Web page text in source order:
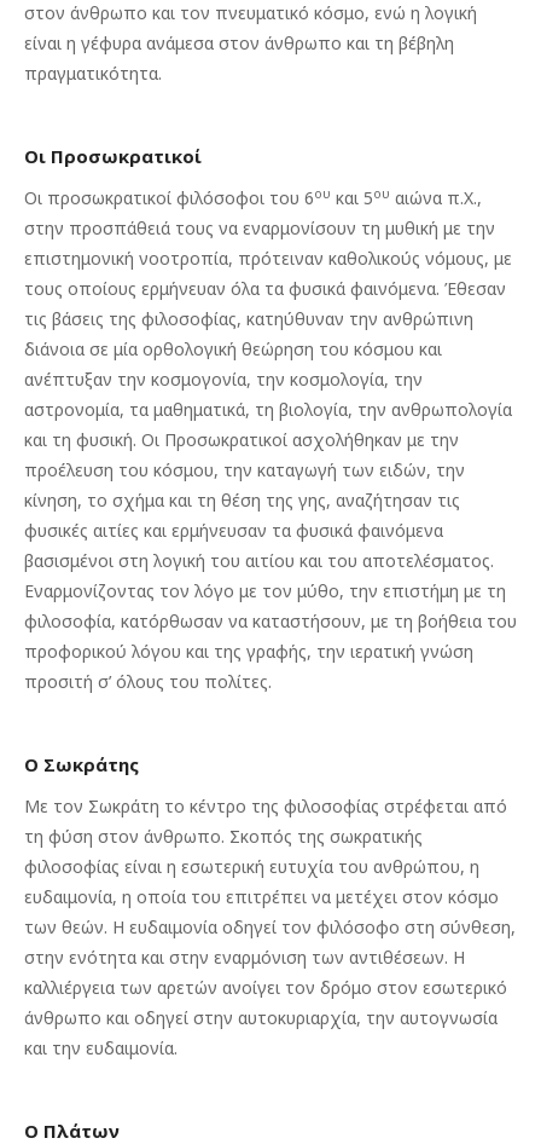
στον άνθρωπο και τον πνευματικό κόσμο, ενώ η λογική
είναι η γέφυρα ανάμεσα στον άνθρωπο και τη βέβηλη
πραγματικότητα.
Οι Προσωκρατικοί
Οι προσωκρατικοί φιλόσοφοι του 6ου και 5ου αιώνα π.Χ.,
στην προσπάθειά τους να εναρμονίσουν τη μυθική με την
επιστημονική νοοτροπία, πρότειναν καθολικούς νόμους, με
τους οποίους ερμήνευαν όλα τα φυσικά φαινόμενα. Έθεσαν
τις βάσεις της φιλοσοφίας, κατηύθυναν την ανθρώπινη
διάνοια σε μία ορθολογική θεώρηση του κόσμου και
ανέπτυξαν την κοσμογονία, την κοσμολογία, την
αστρονομία, τα μαθηματικά, τη βιολογία, την ανθρωπολογία
και τη φυσική. Οι Προσωκρατικοί ασχολήθηκαν με την
προέλευση του κόσμου, την καταγωγή των ειδών, την
κίνηση, το σχήμα και τη θέση της γης, αναζήτησαν τις
φυσικές αιτίες και ερμήνευσαν τα φυσικά φαινόμενα
βασισμένοι στη λογική του αιτίου και του αποτελέσματος.
Εναρμονίζοντας τον λόγο με τον μύθο, την επιστήμη με τη
φιλοσοφία, κατόρθωσαν να καταστήσουν, με τη βοήθεια του
προφορικού λόγου και της γραφής, την ιερατική γνώση
προσιτή σ’ όλους του πολίτες.
Ο Σωκράτης
Με τον Σωκράτη το κέντρο της φιλοσοφίας στρέφεται από
τη φύση στον άνθρωπο. Σκοπός της σωκρατικής
φιλοσοφίας είναι η εσωτερική ευτυχία του ανθρώπου, η
ευδαιμονία, η οποία του επιτρέπει να μετέχει στον κόσμο
των θεών. Η ευδαιμονία οδηγεί τον φιλόσοφο στη σύνθεση,
στην ενότητα και στην εναρμόνιση των αντιθέσεων. Η
καλλιέργεια των αρετών ανοίγει τον δρόμο στον εσωτερικό
άνθρωπο και οδηγεί στην αυτοκυριαρχία, την αυτογνωσία
και την ευδαιμονία.
Ο Πλάτων